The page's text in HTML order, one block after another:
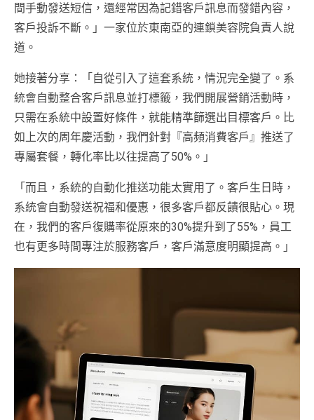
間手動發送短信，還經常因為記錯客戶訊息而發錯內容，
客戶投訴不斷。」一家位於東南亞的連鎖美容院負責人說
道。
她接著分享：「自從引入了這套系統，情況完全變了。系
統會自動整合客戶訊息並打標籤，我們開展營銷活動時，
只需在系統中設置好條件，就能精準篩選出目標客戶。比
如上次的周年慶活動，我們針對『高頻消費客戶』推送了
專屬套餐，轉化率比以往提高了50%。」
「而且，系統的自動化推送功能太實用了。客戶生日時，
系統會自動發送祝福和優惠，很多客戶都反饋很貼心。現
在，我們的客戶復購率從原來的30%提升到了55%，員工
也有更多時間專注於服務客戶，客戶滿意度明顯提高。」